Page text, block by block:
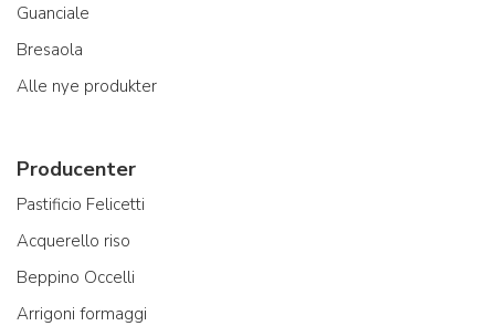
Guanciale
Bresaola
Alle nye produkter
Producenter
Pastificio Felicetti
Acquerello riso
Beppino Occelli
Arrigoni formaggi